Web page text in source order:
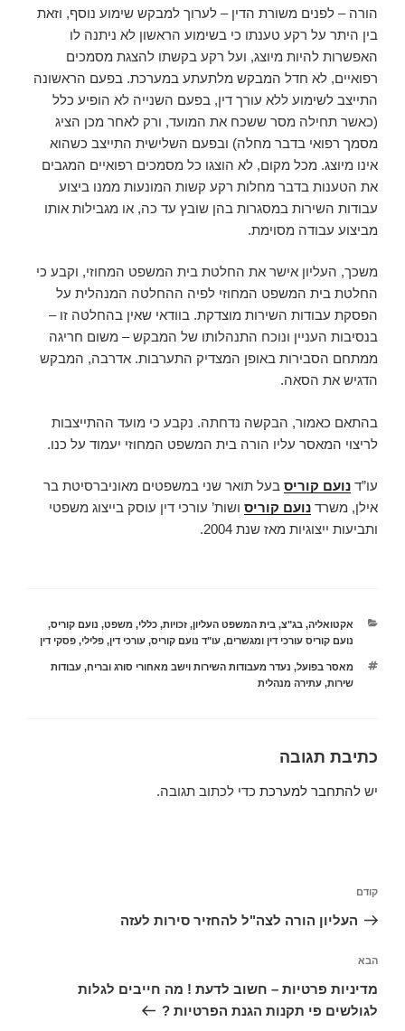
הורה – לפנים משורת הדין – לערוך למבקש שימוע נוסף, וזאת
בין היתר על רקע טענתו כי בשימוע הראשון לא ניתנה לו
האפשרות להיות מיוצג, ועל רקע בקשתו להצגת מסמכים
רפואיים, לא חדל המבקש מלתעתע במערכת. בפעם הראשונה
התייצב לשימוע ללא עורך דין, בפעם השנייה לא הופיע כלל
(כאשר תחילה מסר ששכח את המועד, ורק לאחר מכן הציג
מסמך רפואי בדבר מחלה) ובפעם השלישית התייצב כשהוא
אינו מיוצג. מכל מקום, לא הוצגו כל מסמכים רפואיים המגבים
את הטענות בדבר מחלות רקע קשות המונעות ממנו ביצוע
עבודות השירות במסגרות בהן שובץ עד כה, או מגבילות אותו
מביצוע עבודה מסוימת.
משכך, העליון אישר את החלטת בית המשפט המחוזי, וקבע כי
החלטת בית המשפט המחוזי לפיה ההחלטה המנהלית על
הפסקת עבודות השירות מוצדקת. בוודאי שאין בהחלטה זו –
בנסיבות העניין ונוכח התנהלותו של המבקש – משום חריגה
ממתחם הסבירות באופן המצדיק התערבות. אדרבה, המבקש
הדגיש את הסאה.
בהתאם כאמור, הבקשה נדחתה. נקבע כי מועד ההתייצבות
לריצוי המאסר עליו הורה בית המשפט המחוזי יעמוד על כנו.
עו”ד נועם קוריס בעל תואר שני במשפטים מאוניברסיטת בר
אילן, משרד נועם קוריס ושות’ עורכי דין עוסק בייצוג משפטי
ותביעות ייצוגיות מאז שנת 2004.
קטגוריות
אקטואליה,בג"צ,בית המשפט העליון,זכויות,כללי, משפט, נועם קוריס,
נועם קוריס עורכי דין ומגשרים,עו"ד נועם קוריס,עורכי דין,פלילי,פסקי דין
תגיות
מאסר בפועל, נעדר מעבודות השירות וישב מאחורי סורג ובריח,עבודות
שירות,עתירה מנהלית
כתיבת תגובה
יש להתחבר למערכת כדי לכתוב תגובה.
הפוסט
הקודם
קודם
העליון הורה לצה"ל להחזיר סירות לעזה
הפוסט
הבא
הבא
מדיניות פרטיות – חשוב לדעת ! מה חייבים לגלות
לגולשים פי תקנות הגנת הפרטיות ?